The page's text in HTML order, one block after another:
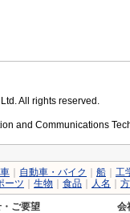
All rights reserved.
and Communications
自動車・バイク 船 工
ーツ 生物 食品 人名
ご要望
会